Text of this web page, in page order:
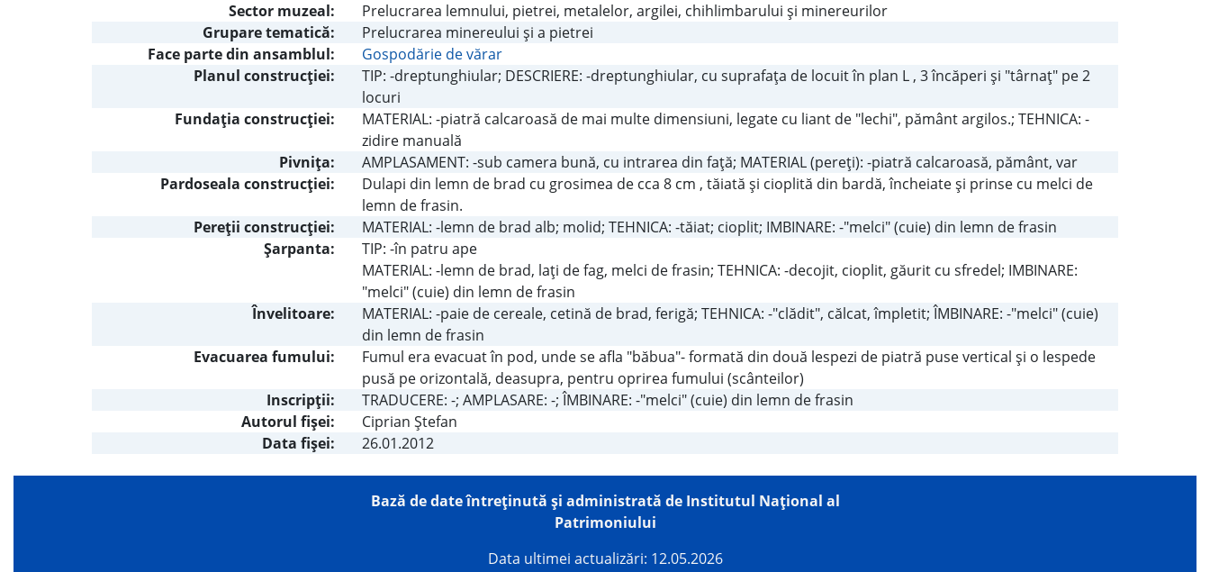
Sector muzeal:
Prelucrarea lemnului, pietrei, metalelor, argilei, chihlimbarului şi minereurilor
Grupare tematică:
Prelucrarea minereului şi a pietrei
Face parte din ansamblul:
Gospodărie de vărar
Planul construcţiei:
TIP: -dreptunghiular; DESCRIERE: -dreptunghiular, cu suprafaţa de locuit în plan L , 3 încăperi şi "târnaţ" pe 2
locuri
Fundaţia construcţiei:
MATERIAL: -piatră calcaroasă de mai multe dimensiuni, legate cu liant de "lechi", pământ argilos.; TEHNICA: -
zidire manuală
Pivniţa:
AMPLASAMENT: -sub camera bună, cu intrarea din faţă; MATERIAL (pereţi): -piatră calcaroasă, pământ, var
Pardoseala construcţiei:
Dulapi din lemn de brad cu grosimea de cca 8 cm , tăiată şi cioplită din bardă, încheiate şi prinse cu melci de
lemn de frasin.
Pereţii construcţiei:
MATERIAL: -lemn de brad alb; molid; TEHNICA: -tăiat; cioplit; IMBINARE: -"melci" (cuie) din lemn de frasin
Şarpanta:
TIP: -în patru ape
MATERIAL: -lemn de brad, laţi de fag, melci de frasin; TEHNICA: -decojit, cioplit, găurit cu sfredel; IMBINARE:
"melci" (cuie) din lemn de frasin
Învelitoare:
MATERIAL: -paie de cereale, cetină de brad, ferigă; TEHNICA: -"clădit", călcat, împletit; ÎMBINARE: -"melci" (cuie)
din lemn de frasin
Evacuarea fumului:
Fumul era evacuat în pod, unde se afla "băbua"- formată din două lespezi de piatră puse vertical şi o lespede
pusă pe orizontală, deasupra, pentru oprirea fumului (scânteilor)
Inscripţii:
TRADUCERE: -; AMPLASARE: -; ÎMBINARE: -"melci" (cuie) din lemn de frasin
Autorul fişei:
Ciprian Ştefan
Data fișei:
26.01.2012
Bază de date întreţinută şi administrată de Institutul Național al
Patrimoniului
Data ultimei actualizări: 12.05.2026